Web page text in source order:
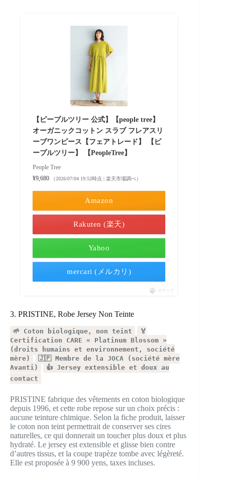
【ピープルツリー 公式】【people tree】
オーガニックコットン スラブ フレアスリ
ーブワンピース【フェアトレード】 【ピ
ープルツリー】 【PeopleTree】
People Tree
¥9,680
（2026/07/04 19:52時点 | 楽天市場調べ）
Amazon
Rakuten (楽天)
Yahoo
mercari (メルカリ)
ポチップ
3. PRISTINE, Robe Jersey Non Teinte
🌱 Coton biologique, non teint
🏅
Certification CARE « Platinum Blossom »
(droits humains et environnement, société
mère)
🇯🇵 Membre de la JOCA (société mère
Avanti)
👍 Jersey extensible et doux au
contact
PRISTINE fabrique des vêtements en coton biologique
depuis 1996, et cette robe repose sur un choix précis :
aucune teinture chimique. Selon la fiche produit, laisser
le coton non teint permettrait de conserver ses cires
naturelles, ce qui donnerait un toucher plus doux et plus
hydraté. Le jersey est extensible et glisse bien contre
d’autres tissus, et la coupe trapèze tombe avec légèreté.
Elle est proposée à 9 900 yens, taxes incluses.